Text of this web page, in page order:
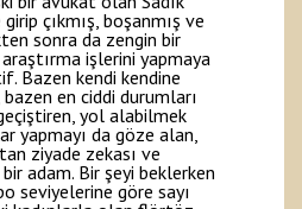
çıkmış, boşanmış ve
sonra da zengin bir
işlerini yapmaya
Bazen kendi kendine
en ciddi durumları
yol alabilmek
yapmayı da göze alan,
ziyade zekası ve
adam. Bir şeyi beklerken
seviyelerine göre sayı